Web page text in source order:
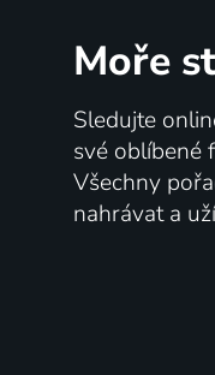
Moře
Sledujte
své oblíbené
Všechny
nahrávat a